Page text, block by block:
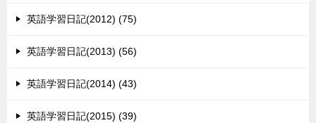
英語学習日記(2012) (75)
英語学習日記(2013) (56)
英語学習日記(2014) (43)
英語学習日記(2015) (39)